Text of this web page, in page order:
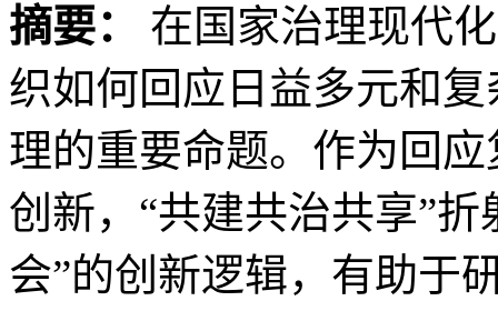
摘要： 在国家治理现代
织如何回应日益多元和
理的重要命题。作为回
创新，“共建共治共享”
会”的创新逻辑，有助于